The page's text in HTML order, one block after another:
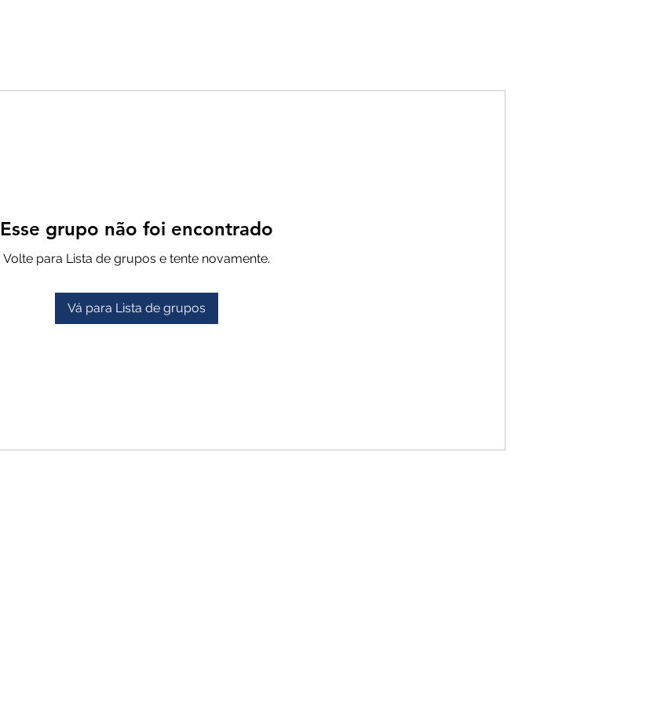
Esse grupo não foi encontrado
Volte para Lista de grupos e tente novamente.
Vá para Lista de grupos